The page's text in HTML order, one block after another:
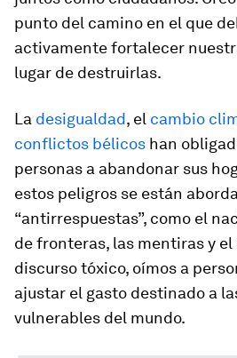
punto del camino en el que
activamente fortalecer
lugar de destruirlas.
La desigualdad, el cambio
conflictos bélicos han
personas a abandonar sus
estos peligros se están
“antirrespuestas”, como el
de fronteras, las mentiras y
discurso tóxico, oímos a
ajustar el gasto destinado a
vulnerables del mundo.